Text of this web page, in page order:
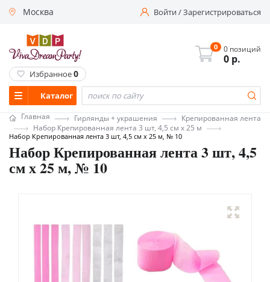
Москва Войти/Зарегистрироваться
Каталог
0 0 позиций
0 р.
Избранное0
Главная Гирлянды + украшения
Крепированная лента
Набор Крепированная лента 3 шт, 4,5 см х 25 м
Набор Крепированная лента 3 шт, 4,5 см х 25 м, № 10
Набор Крепированная лента 3 шт, 4,5
см х 25 м, № 10